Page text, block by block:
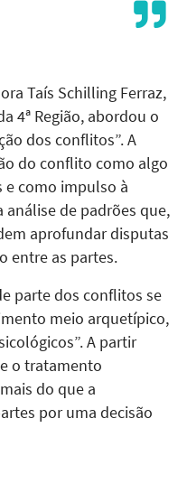
Taís Schilling Ferraz,
4ª Região, abordou o
dos conflitos”. A
do conflito como algo
e como impulso à
análise de padrões que,
aprofundar disputas
entre as partes.
parte dos conflitos se
meio arquetípico,
A partir
o tratamento
do que a
por uma decisão